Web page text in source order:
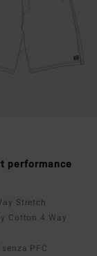
performance
Stretch
Cotton 4 Way
PFC